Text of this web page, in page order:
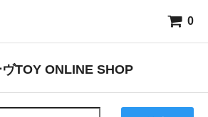
0
ヴTOY ONLINE SHOP